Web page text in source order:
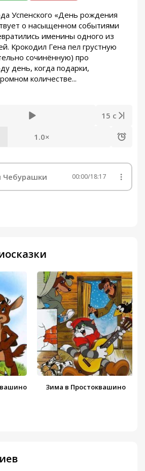
Успенского «День рождения
о насыщенном событиями
именины одного из
Крокодил Гена пел грустную
сочинённую) про
день, когда подарки,
количестве...
15 с
1.0×
Чебурашки 00:00/18:17
Зима в Простоквашино